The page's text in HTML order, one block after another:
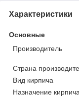
Характеристики
Основные
Производитель
Страна
Вид кирпича
Назначение кирпича